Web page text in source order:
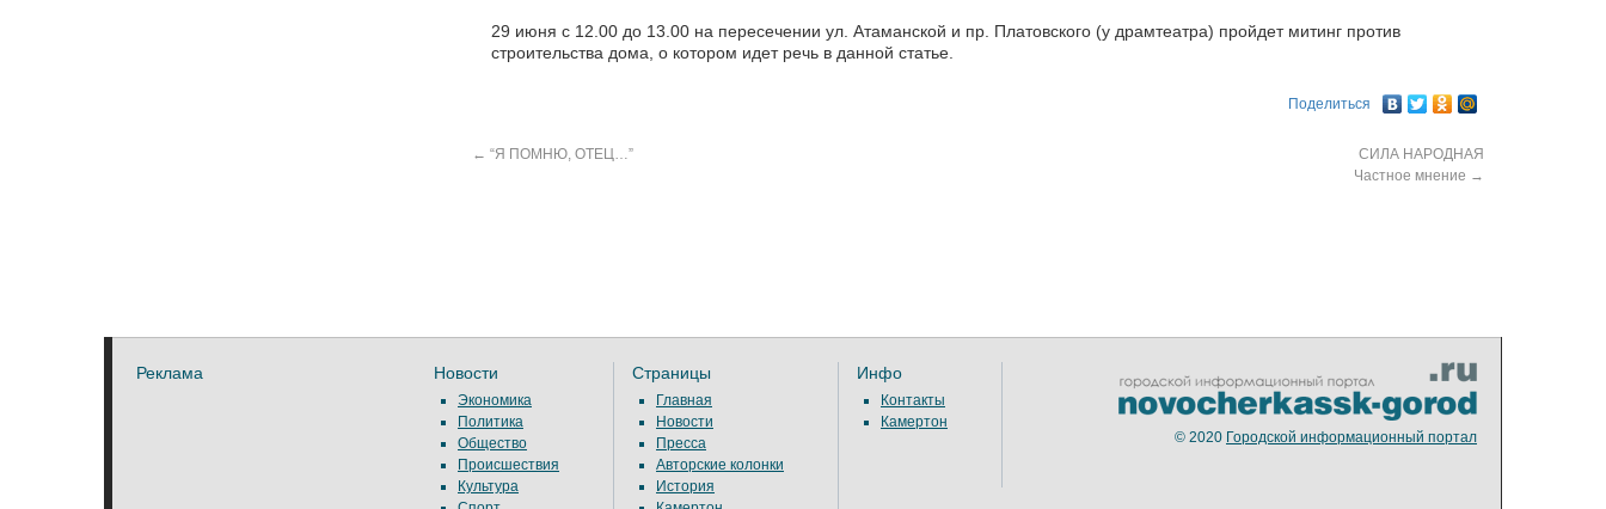
29 июня с 12.00 до 13.00 на пересечении ул. Атаманской и пр. Платовского (у драмтеатра) пройдет митинг против
строительства дома, о котором идет речь в данной статье.
Поделиться
← “Я ПОМНЮ, ОТЕЦ…”
СИЛА НАРОДНАЯ
Частное мнение →
Реклама Новости
Экономика
Политика
Общество
Происшествия
Культура
Страницы
Главная
Новости
Пресса
Авторские колонки
История
Инфо
Контакты
Камертон
© 2020 Городской информационный портал